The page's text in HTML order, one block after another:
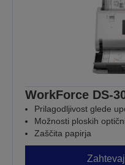
WorkForce DS-
Prilagodljivost glede
Možnosti ploskih
Zaščita papirja